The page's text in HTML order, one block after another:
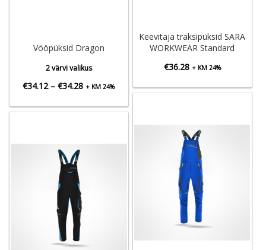
Keevitaja traksipüksid SARA
WORKWEAR Standard
€36.28 + KM 24%
Vööpüksid Dragon
2 värvi valikus
€34.12 – €34.28Hinnavahemik:
+ KM 24%